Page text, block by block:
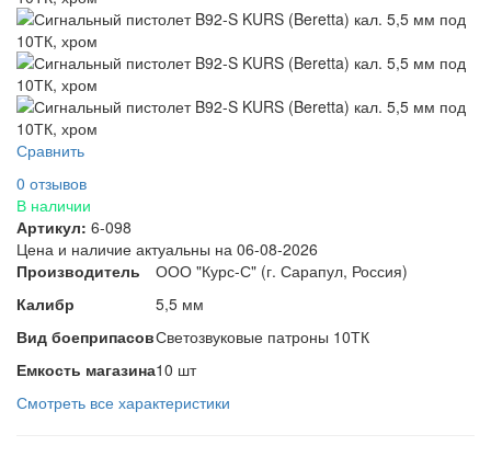
Сравнить
0 отзывов
В наличии
Артикул: 6-098
Цена и наличие актуальны на 06-08-2026
Производитель
ООО "Курс-С" (г. Сарапул, Россия)
Калибр
5,5 мм
Вид боеприпасовСветозвуковые патроны 10ТК
Емкость магазина10 шт
Смотреть все характеристики